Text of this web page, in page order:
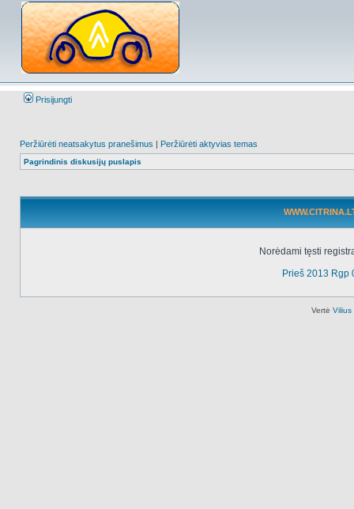
Prisijungti
Peržiūrėti neatsakytus pranešimus | Peržiūrėti aktyvias temas
Pagrindinis diskusijų puslapis
Norėdami tęsti
Prieš 2013 Rgp
Vertė Vilius